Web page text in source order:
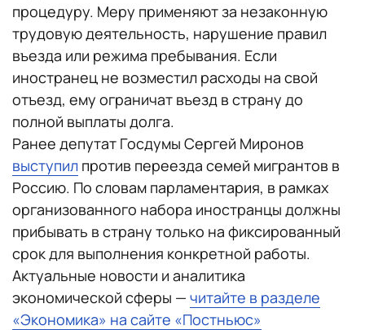
процедуру. Меру применяют за незаконную
трудовую деятельность, нарушение правил
въезда или режима пребывания. Если
иностранец не возместил расходы на свой
отъезд, ему ограничат въезд в страну до
полной выплаты долга.
Ранее депутат Госдумы Сергей Миронов
выступил против переезда семей мигрантов в
Россию. По словам парламентария, в рамках
организованного набора иностранцы должны
прибывать в страну только на фиксированный
срок для выполнения конкретной работы.
Актуальные новости и аналитика
экономической сферы — читайте в разделе
«Экономика» на сайте «Постньюс»